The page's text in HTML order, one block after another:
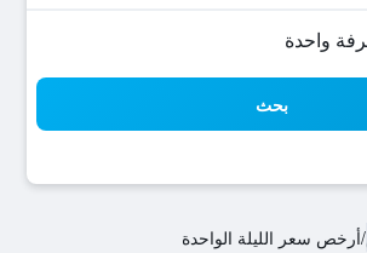
بحث
/أرخص سعر الليلة الواحدة